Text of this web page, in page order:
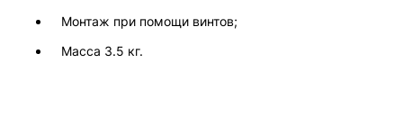
Монтаж при помощи винтов;
Масса 3.5 кг.